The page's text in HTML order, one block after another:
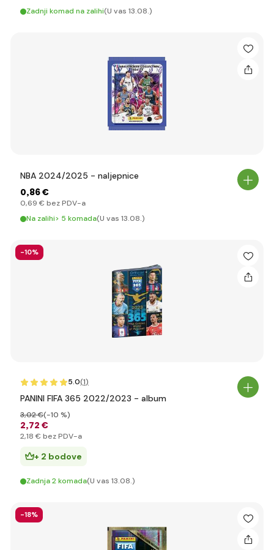
Zadnji komad na zalihi(U vas 13.08.)
NBA 2024/2025 - naljepnice
0,86 €
0,69 € bez PDV-a
Na zalihi> 5 komada(U vas 13.08.)
-10%
5.0(1)
PANINI FIFA 365 2022/2023 - album
2,72 €
3,02 €(-10 %)
2,18 € bez PDV-a
+ 2 bodove
Zadnja 2 komada(U vas 13.08.)
-18%